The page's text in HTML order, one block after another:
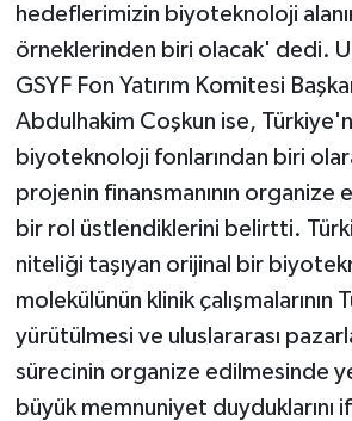
hedeflerimizin biyoteknoloji
örneklerinden biri olacak' dedi.
GSYF Fon Yatırım Komitesi
Abdulhakim Coşkun ise,
biyoteknoloji fonlarından biri
projenin finansmanının organize
bir rol üstlendiklerini belirtti.
niteliği taşıyan orijinal bir
molekülünün klinik çalışmalarının
yürütülmesi ve uluslararası
sürecinin organize edilmesinde
büyük memnuniyet duyduklarını